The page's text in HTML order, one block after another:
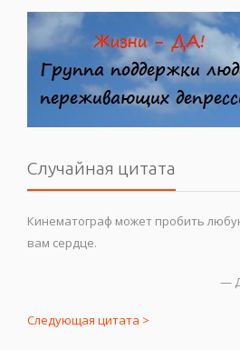
Случайная цитата
Кинематограф может пробить
вам сердце.
—
Следующая цитата >